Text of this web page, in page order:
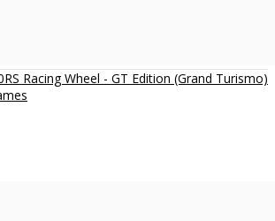
Racing Wheel - GT Edition (Grand Turismo)